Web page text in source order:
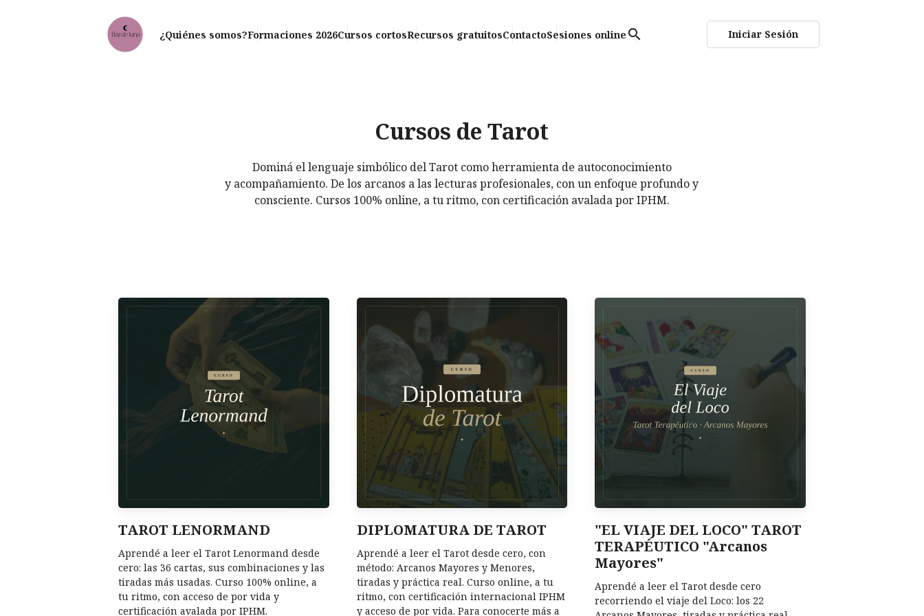
¿Quiénes somos?Formaciones 2026Cursos cortosRecursos gratuitosContactoSesiones online search Iniciar Sesión
Cursos de Tarot
Dominá ellenguaje simbólico del Tarot comoherramienta de autoconocimiento
y acompañamiento. De los arcanos a laslecturas profesionales, con un enfoqueprofundo y
consciente. Cursos 100% online, a tu ritmo, con certificación avalada por IPHM.
TAROT LENORMAND
Aprendé a leer el Tarot Lenormand desde
cero: las 36 cartas, sus combinaciones y las
tiradas más usadas. Curso 100% online, a
tu ritmo, con acceso de por vida y
certificación avalada por IPHM.
DIPLOMATURA DE TAROT
Aprendé a leer el Tarot desde cero, con
método: Arcanos Mayores y Menores,
tiradas y práctica real. Curso online, a tu
ritmo, con certificación internacional IPHM
y acceso de por vida. Para conocerte más a
"EL VIAJE DEL LOCO" TAROT
TERAPÉUTICO "Arcanos
Mayores"
Aprendé a leer el Tarot desde cero
recorriendo el viaje del Loco: los 22